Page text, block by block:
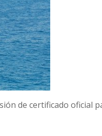
de certificado